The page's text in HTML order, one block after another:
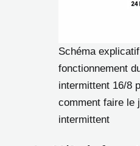
Schéma
fonctionnement
intermittent 16/8
comment faire le
intermittent